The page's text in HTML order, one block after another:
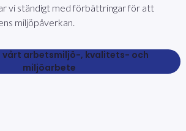
vi ständigt med förbättringar för att
miljöpåverkan.
vårt arbetsmiljö-, kvalitets- och
miljöarbete